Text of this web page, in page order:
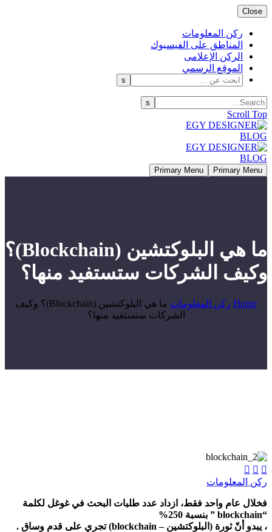
Close
ركن المعلومات
المناطق على الفيسبوك
الركن الإعلامى
الموقع الرسمي
Scroll Top
Primary Menu
Primary Menu
ما هي البلوكتشين (Blockchain)؟
وكيف الشركات ستستفيد منها؟
Home ركن المعلومات
ما هي البلوكتشين (Blockchain)؟ وكيف
الشركات ستستفيد منها؟
  
ركن المعلومات
فخلال عام واحد فقط، ازداد عدد طلبات البحث في غوغل لكلمة
“blockchain ” بنسبة 250%
، يبدو أنّ ثورة (البلوكتشين – blockchain) تجري على قدم وساق .